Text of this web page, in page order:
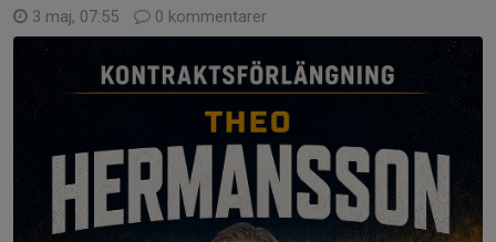
3 maj, 07:55 0 kommentarer